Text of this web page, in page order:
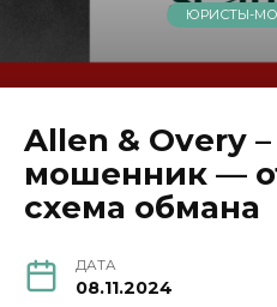
ЮРИСТЫ-
Allen & Overy
мошенник —
схема обмана
ДАТА
08.11.2024